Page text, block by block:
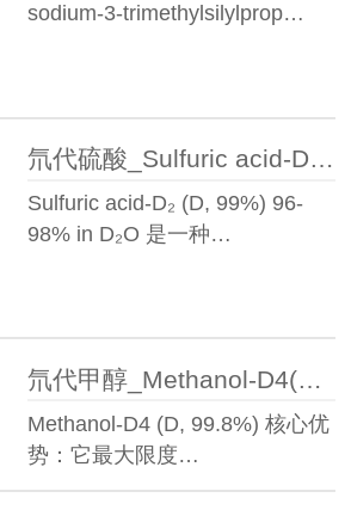
sodium-3-trimethylsilylprop…
氘代硫酸_Sulfuric acid-D2(D,99%) 96-98% in D₂O丨13813-19-9
Sulfuric acid-D₂ (D, 99%) 96-
98% in D₂O 是一种…
氘代甲醇_Methanol-D4(D,99.8%)丨811-98-3
Methanol-D4 (D, 99.8%) 核心优
势：它最大限度…